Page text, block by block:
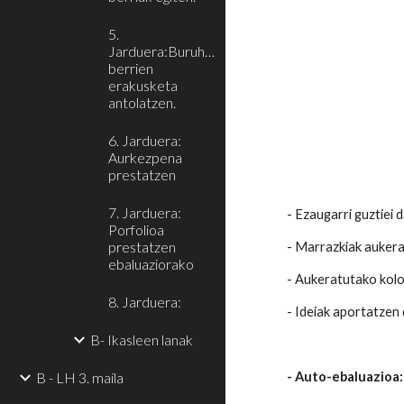
5.
Jarduera:Buruhandi
berrien
erakusketa
antolatzen.
6. Jarduera:
Aurkezpena
prestatzen
7. Jarduera:
Porfolioa
prestatzen
ebaluaziorako
8. Jarduera:
B- Ikasleen lanak
B - LH 3. maila
- Ezaugarri guztiei
- Marrazkiak
- Aukeratutako
- Ideiak aportatzen
- Auto-ebaluazioa: